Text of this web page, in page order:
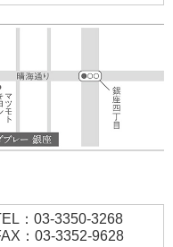
：03-3350-3268
：03-3352-9628